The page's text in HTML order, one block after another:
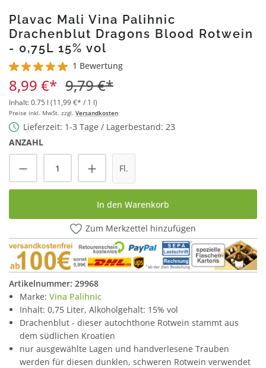
Plavac Mali Vina Palihnic
Drachenblut Dragons Blood Rotwein
- 0,75L 15% vol
Durchschnittliche Bewertung von 5 von 5 Sternen
1 Bewertung
8,99 €* 9,79 €*
Inhalt:0.75 l (11,99 €* / 1 l)
Preise inkl. MwSt. zzgl. Versandkosten
Lieferzeit: 1-3 Tage / Lagerbestand: 23
ANZAHL
Produkt Anzahl: Gib den gewünschten
Fl.
In den Warenkorb
Zum Merkzettel hinzufügen
Artikelnummer: 29968
Marke: Vina Palihnic
Inhalt: 0,75 Liter, Alkoholgehalt: 15% vol
Drachenblut - dieser autochthone Rotwein stammt aus
dem südlichen Kroatien
nur ausgewählte Lagen und handverlesene Trauben
werden für diesen dunklen, schweren Rotwein verwendet